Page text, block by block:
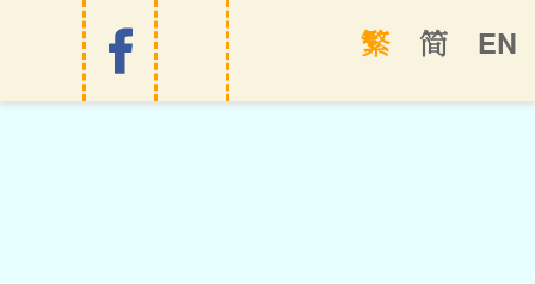
EN
简
繁